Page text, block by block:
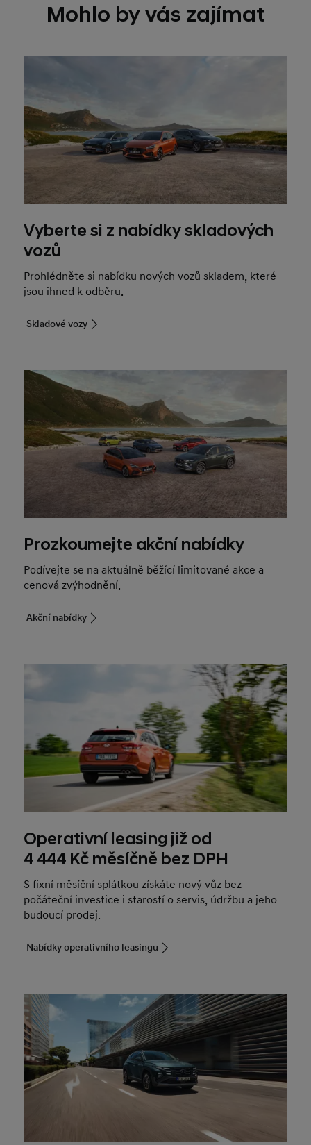
Mohlo by vás zajímat
Vyberte si z nabídky skladových
vozů
Prohlédněte si nabídku nových vozů skladem, které
jsou ihned k odběru.
Skladové vozy
Prozkoumejte akční nabídky
Podívejte se na aktuálně běžící limitované akce a
cenová zvýhodnění.
Akční nabídky
Operativní leasing již od
4 444 Kč měsíčně bez DPH
S fixní měsíční splátkou získáte nový vůz bez
počáteční investice i starostí o servis, údržbu a jeho
budoucí prodej.
Nabídky operativního leasingu